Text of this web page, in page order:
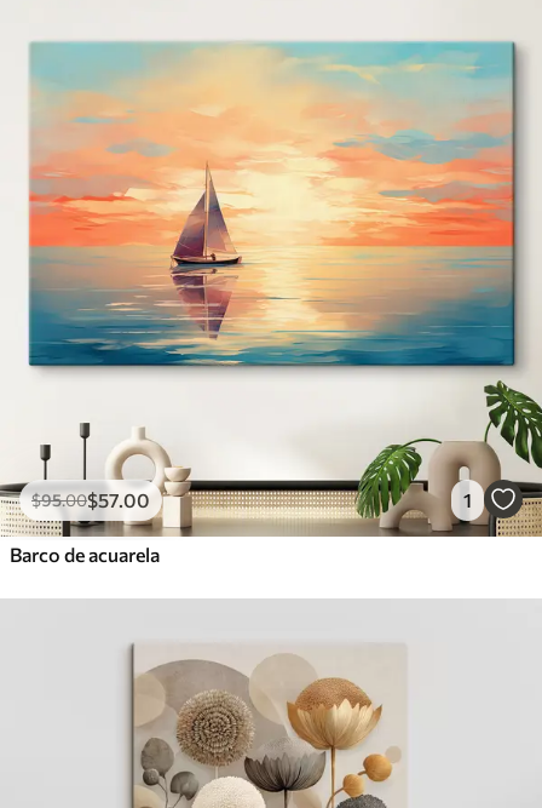
$95.00$57.00 1
Barco de acuarela